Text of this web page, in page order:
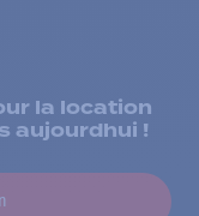
la location
aujourdhui !